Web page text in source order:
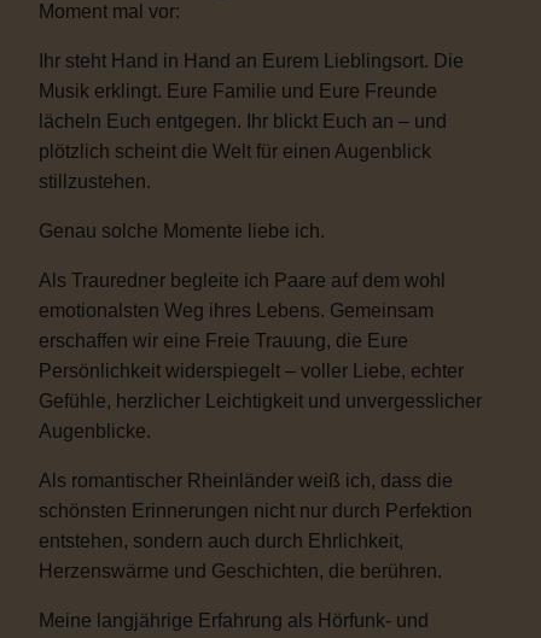
Moment mal vor:
Ihr steht Hand in Hand an Eurem Lieblingsort. Die
Musik erklingt. Eure Familie und Eure Freunde
lächeln Euch entgegen. Ihr blickt Euch an – und
plötzlich scheint die Welt für einen Augenblick
stillzustehen.
Genau solche Momente liebe ich.
Als Trauredner begleite ich Paare auf dem wohl
emotionalsten Weg ihres Lebens. Gemeinsam
erschaffen wir eine Freie Trauung, die Eure
Persönlichkeit widerspiegelt – voller Liebe, echter
Gefühle, herzlicher Leichtigkeit und unvergesslicher
Augenblicke.
Als romantischer Rheinländer weiß ich, dass die
schönsten Erinnerungen nicht nur durch Perfektion
entstehen, sondern auch durch Ehrlichkeit,
Herzenswärme und Geschichten, die berühren.
Meine langjährige Erfahrung als Hörfunk- und